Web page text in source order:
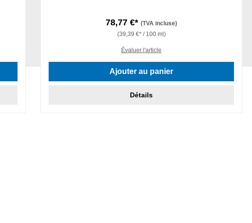
78,77 €*(TVA incluse)
(39,39 €* / 100 ml)
Évaluer l'article
Ajouter au panier
Détails